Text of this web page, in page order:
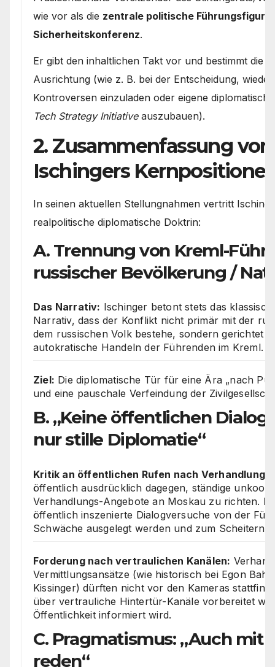
wie vor als die zentrale politische Führungsfigur
Sicherheitskonferenz.
Er gibt den inhaltlichen Takt vor und bestimmt die
Ausrichtung (wie z. B. bei der Entscheidung,
Kontroversen einzuladen oder eigene
Tech Strategy Initiativeauszubauen).
2. Zusammenfassung von
Ischingers
In seinen aktuellen Stellungnahmen vertritt
realpolitische diplomatische Doktrin:
A. Trennung von Kreml-
russischer Bevölkerung /
Das Narrativ: Ischinger betont stets das
Narrativ, dass der Konflikt nicht primär mit der
dem russischen Volk bestehe, sondern gerichtet
autokratische Handeln der Führenden im Kreml.
Ziel: Die diplomatische Tür für eine Ära „nach
und eine pauschale Verfeindung der
B. „Keine öffentlichen
nur stille Diplomatie“
Kritik an öffentlichen Rufen nach
öffentlich ausdrücklich dagegen, ständige
Verhandlungs-Angebote an Moskau zu richten.
öffentlich inszenierte Dialogversuche von der
Schwäche ausgelegt werden und zum Scheitern
Forderung nach vertraulichen Kanälen:
Vermittlungsansätze (wie historisch bei Egon
Kissinger) dürften nicht vor den Kameras
über vertrauliche Hintertür-Kanäle vorbereitet
Öffentlichkeit informiert wird.
C. Pragmatismus: „Auch mit
reden“